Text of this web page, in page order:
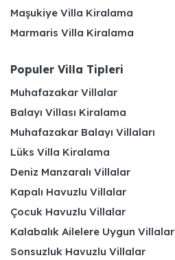
Maşukiye Villa Kiralama
Marmaris Villa Kiralama
Populer Villa Tipleri
Muhafazakar Villalar
Balayı Villası Kiralama
Muhafazakar Balayı Villaları
Lüks Villa Kiralama
Deniz Manzaralı Villalar
Kapalı Havuzlu Villalar
Çocuk Havuzlu Villalar
Kalabalık Ailelere Uygun Villalar
Sonsuzluk Havuzlu Villalar